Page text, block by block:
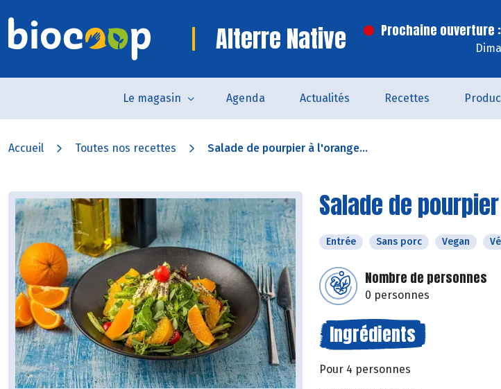
Alterre Native Prochaine ouverture
Le magasin Agenda Actualités Recettes
Accueil Toutes nos recettes Salade de pourpier à l'orange...
Salade de
Entrée Sans porc Vegan
Nombre de personnes
0 personnes
Ingrédients
Pour 4 personnes